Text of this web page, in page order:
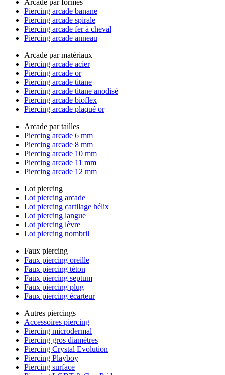
Arcade par formes
Piercing arcade banane
Piercing arcade spirale
Piercing arcade fer à cheval
Piercing arcade anneau
Arcade par matériaux
Piercing arcade acier
Piercing arcade or
Piercing arcade titane
Piercing arcade titane anodisé
Piercing arcade bioflex
Piercing arcade plaqué or
Arcade par tailles
Piercing arcade 6 mm
Piercing arcade 8 mm
Piercing arcade 10 mm
Piercing arcade 11 mm
Piercing arcade 12 mm
Lot piercing
Lot piercing arcade
Lot piercing cartilage hélix
Lot piercing langue
Lot piercing lèvre
Lot piercing nombril
Faux piercing
Faux piercing oreille
Faux piercing téton
Faux piercing septum
Faux piercing plug
Faux piercing écarteur
Autres piercings
Accessoires piercing
Piercing microdermal
Piercing gros diamètres
Piercing Crystal Evolution
Piercing Playboy
Piercing surface